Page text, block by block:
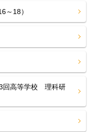
～18）
回高等学校 理科研